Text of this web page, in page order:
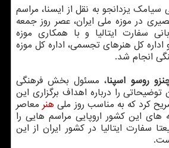
یزدانجو به نقل از ایسنا، مراسم
در موزه ملی ایران، عصر روز جمعه
سفارت ایتالیا و با همكاری موزه
اداره كل هنرهای تجسمی، اداره كل موزه
انجام شد.
روسو اسپنا، مسئول بخش فرهنگی
توضیحاتی را درباره اهداف برگزاری این
كرد كه به مناسب روز ملی هنرمعاصر
های این كشور اروپایی مراسم هایی را
سفارت ایتالیا در كشور ایران از این